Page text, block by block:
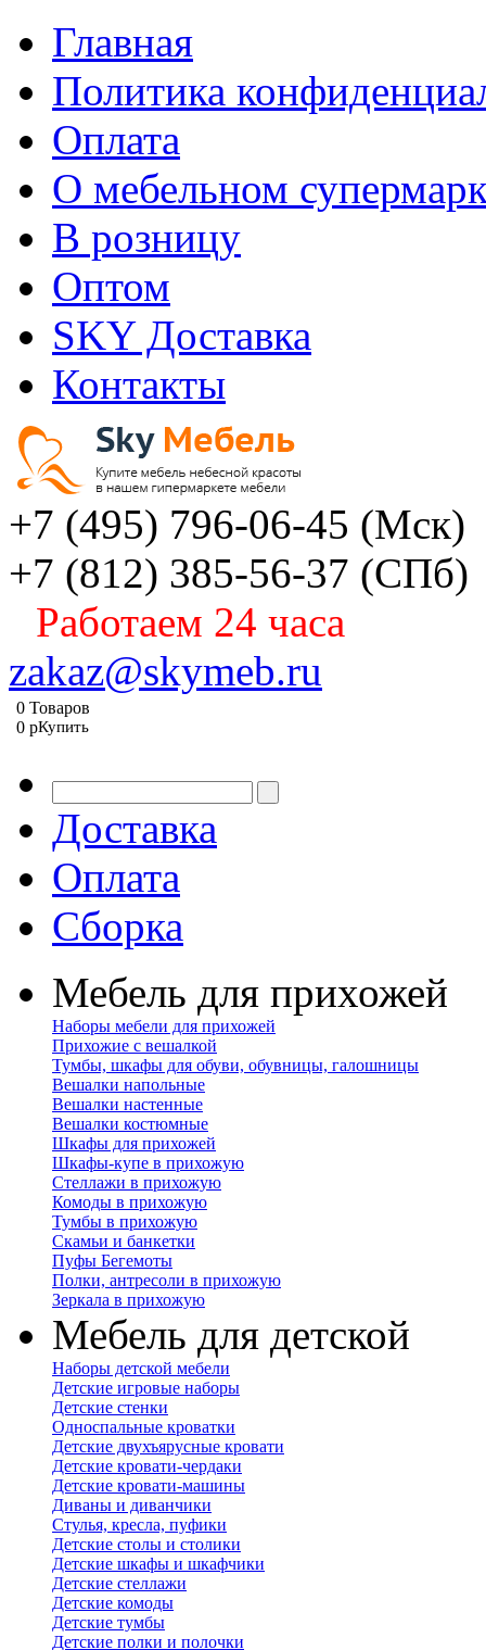
Главная
Политика
Оплата
О мебельном
В розницу
Оптом
SKY Доставка
Контакты
+7 (495) 796-06-45 (Мск)
+7 (812) 385-56-37 (СПб)
Работаем 24 часа
zakaz@skymeb.ru
0 Товаров
0 pКупить
Доставка
Оплата
Сборка
Мебель для прихожей
Наборы мебели для прихожей
Прихожие с вешалкой
Тумбы, шкафы для обуви, обувницы, галошницы
Вешалки напольные
Вешалки настенные
Вешалки костюмные
Шкафы для прихожей
Шкафы-купе в прихожую
Стеллажи в прихожую
Комоды в прихожую
Тумбы в прихожую
Скамьи и банкетки
Пуфы Бегемоты
Полки, антресоли в прихожую
Зеркала в прихожую
Мебель для детской
Наборы детской мебели
Детские игровые наборы
Детские стенки
Односпальные кроватки
Детские двухъярусные кровати
Детские кровати-чердаки
Детские кровати-машины
Диваны и диванчики
Стулья, кресла, пуфики
Детские столы и столики
Детские шкафы и шкафчики
Детские стеллажи
Детские комоды
Детские тумбы
Детские полки и полочки